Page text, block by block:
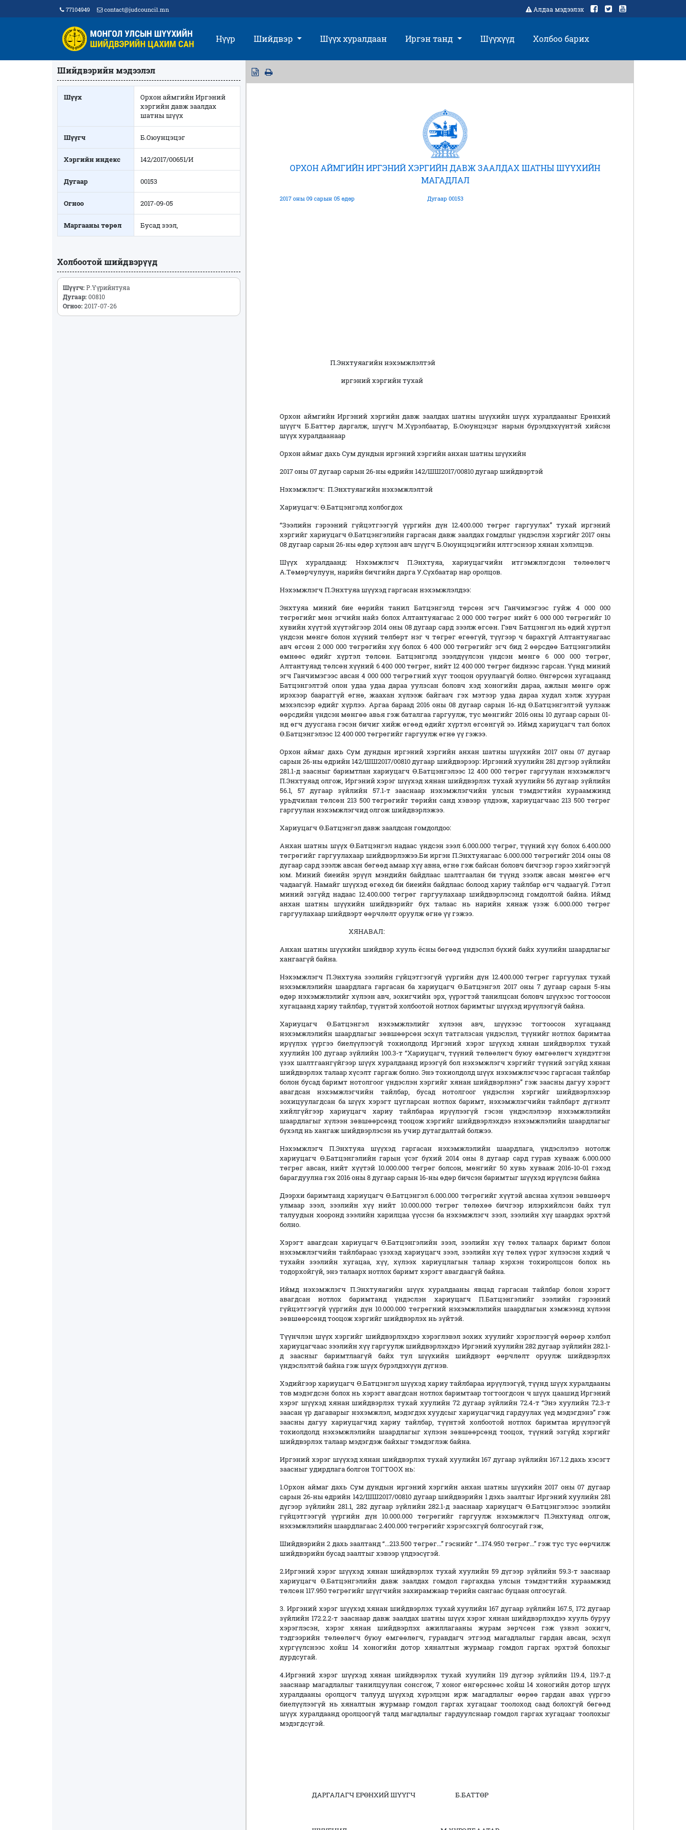
77104949 contact@judcouncil.mn Алдаа мэдээлэх
Нүүр Шийдвэр Шүүх хуралдаан Иргэн танд Шүүхүүд Холбоо барих
Шийдвэрийн мэдээлэл
Шүүх
Орхон аймгийн Иргэний
хэргийн давж заалдах
шатны шүүх
Шүүгч Б.Оюунцэцэг
Хэргийн индекс 142/2017/00651/И
Дугаар 00153
Огноо 2017-09-05
Маргааны төрөл Бусад зээл,
Холбоотой шийдвэрүүд
Шүүгч:Р.Үүрийнтуяа
Дугаар:00810
Огноо:2017-07-26
ОРХОН АЙМГИЙН ИРГЭНИЙ ХЭРГИЙН ДАВЖ ЗААЛДАХ ШАТНЫ ШҮҮХИЙН
МАГАДЛАЛ
2017 оны 09 сарын 05 өдөр Дугаар 00153
П.Энхтуяагийн нэхэмжлэлтэй
иргэний хэргийн тухай
Орхон аймгийн Иргэний хэргийн давж заалдах шатны шүүхийн шүүх хуралдааныг Ерөнхий
шүүгч Б.Баттөр даргалж, шүүгч М.Хүрэлбаатар, Б.Оюунцэцэг нарын бүрэлдэхүүнтэй хийсэн
шүүх хуралдаанаар
Орхон аймаг дахь Сум дундын иргэний хэргийн анхан шатны шүүхийн
2017 оны 07 дугаар сарын 26-ны өдрийн 142/ШШ2017/00810 дугаар шийдвэртэй
Нэхэмжлэгч: П.Энхтуяагийн нэхэмжлэлтэй
Хариуцагч: Ө.Батцэнгэлд холбогдох
“Зээлийн гэрээний гүйцэтгээгүй үүргийн дүн 12.400.000 төгрөг гаргуулах” тухай иргэний
хэргийг хариуцагч Ө.Батцэнгэлийн гаргасан давж заалдах гомдлыг үндэслэн хэргийг 2017 оны
08 дугаар сарын 26-ны өдөр хүлээн авч шүүгч Б.Оюунцэцэгийн илтгэснээр хянан хэлэлцэв.
Шүүх хуралдаанд: Нэхэмжлэгч П.Энхтуяа, хариуцагчийн итгэмжлэгдсэн төлөөлөгч
А.Төмөрчулуун, нарийн бичгийн дарга У.Сүхбаатар нар оролцов.
Нэхэмжлэгч П.Энхтуяа шүүхэд гаргасан нэхэмжлэлдээ:
Энхтуяа миний бие өөрийн танил Батцэнгэлд төрсөн эгч Ганчимэгээс гуйж 4 000 000
төгрөгийг мөн эгчийн найз болох Алтантуяагаас 2 000 000 төгрөг нийт 6 000 000 төгрөгийг 10
хувийн хүүтэй хүүтэйгээр 2014 оны 08 дугаар сард зээлж өгсөн. Гэвч Батцэнгэл нь өдий хүртэл
үндсэн мөнгө болон хүүний төлбөрт нэг ч төгрөг өгөөгүй, түүгээр ч барахгүй Алтантуяагаас
авч өгсөн 2 000 000 төгрөгийн хүү болох 6 400 000 төгрөгийг эгч бид 2 өөрсдөө Батцэнгэлийн
өмнөөс өдийг хүртэл төлсөн. Батцэнгэлд зээлдүүлсэн үндсэн мөнгө 6 000 000 төгрөг,
Алтантуяад төлсөн хүүний 6 400 000 төгрөг, нийт 12 400 000 төгрөг биднээс гарсан. Үүнд миний
эгч Ганчимэгээс авсан 4 000 000 төгрөгний хүүг тооцон оруулаагүй болно. Өнгөрсөн хугацаанд
Батцэнгэлтэй олон удаа удаа дараа уулзсан боловч хэд хоногийн дараа, ажлын мөнгө орж
ирэхээр баараггүй өгнө, жаахан хүлээж байгаач гэх мэтээр удаа дараа худал хэлж хууран
мэхэлсээр өдийг хүрлээ. Аргаа бараад 2016 оны 08 дугаар сарын 16-нд Ө.Батцэнгэлтэй уулзаж
өөрсдийн үндсэн мөнгөө авья гэж баталгаа гаргуулж, тус мөнгийг 2016 оны 10 дугаар сарын 01-
нд өгч дуусгана гэсэн бичиг хийж өгөөд өдийг хүртэл өгсөнгүй ээ. Иймд хариуцагч тал болох
Ө.Батцэнгэлээс 12 400 000 төгрөгийг гаргуулж өгнө үү гэжээ.
Орхон аймаг дахь Сум дундын иргэний хэргийн анхан шатны шүүхийн 2017 оны 07 дугаар
сарын 26-ны өдрийн 142/ШШ2017/00810 дугаар шийдвэрээр: Иргэний хуулийн 281 дүгээр зүйлийн
281.1-д заасныг баримтлан хариуцагч Ө.Батцэнгэлээс 12 400 000 төгрөг гаргуулан нэхэмжлэгч
П.Энхтуяад олгож, Иргэний хэрэг шүүхэд хянан шийдвэрлэх тухай хуулийн 56 дугаар зүйлийн
56.1, 57 дугаар зүйлийн 57.1-т зааснаар нэхэмжлэгчийн улсын тэмдэгтийн хураамжинд
урьдчилан төлсөн 213 500 төгрөгийг төрийн санд хэвээр үлдээж, хариуцагчаас 213 500 төгрөг
гаргуулан нэхэмжлэгчид олгож шийдвэрлэжээ.
Хариуцагч Ө.Батцэнгэл давж заалдсан гомдолдоо:
Анхан шатны шүүх Ө.Батцэнгэл надаас үндсэн зээл 6.000.000 төгрөг, түүний хүү болох 6.400.000
төгрөгийг гаргуулахаар шийдвэрлэжээ.Би иргэн П.Энхтуяагаас 6.000.000 төгрөгийг 2014 оны 08
дугаар сард зээлж авсан бөгөөд амаар хүү авна, өгнө гэж байсан боловч бичгээр гэрээ хийгээгүй
юм. Миний биеийн эрүүл мэндийн байдлаас шалтгаалан би түүнд зээлж авсан мөнгөө өгч
чадаагүй. Намайг шүүхэд өгөхөд би биеийн байдлаас болоод хариу тайлбар өгч чадаагүй. Гэтэл
миний эзгүйд надаас 12.400.000 төгрөг гаргуулахаар шийдвэрлэсэнд гомдолтой байна. Иймд
анхан шатны шүүхийн шийдвэрийг бүх талаас нь нарийн хянаж үзэж 6.000.000 төгрөг
гаргуулахаар шийдвэрт өөрчлөлт оруулж өгнө үү гэжээ.
ХЯНАВАЛ:
Анхан шатны шүүхийн шийдвэр хууль ёсны бөгөөд үндэслэл бүхий байх хуулийн шаардлагыг
хангаагүй байна.
Нэхэмжлэгч П.Энхтуяа зээлийн гүйцэтгээгүй үүргийн дүн 12.400.000 төгрөг гаргуулах тухай
нэхэмжлэлийн шаардлага гаргасан ба хариуцагч Ө.Батцэнгэл 2017 оны 7 дугаар сарын 5-ны
өдөр нэхэмжлэлийг хүлээн авч, зохигчийн эрх, үүрэгтэй танилцсан боловч шүүхээс тогтоосон
хугацаанд хариу тайлбар, түүнтэй холбоотой нотлох баримтыг шүүхэд ирүүлээгүй байна.
Хариуцагч Ө.Батцэнгэл нэхэмжлэлийг хүлээн авч, шүүхээс тогтоосон хугацаанд
нэхэмжлэлийн шаардлагыг зөвшөөрсөн эсхүл татгалзсан үндэслэл, түүнийг нотлох баримтаа
ирүүлэх үүргээ биелүүлээгүй тохиолдолд Иргэний хэрэг шүүхэд хянан шийдвэрлэх тухай
хуулийн 100 дугаар зүйлийн 100.3-т “Хариуцагч, түүний төлөөлөгч буюу өмгөөлөгч хүндэтгэн
үзэх шалтгаангүйгээр шүүх хуралдаанд ирээгүй бол нэхэмжлэгч хэргийг түүний эзгүйд хянан
шийдвэрлэх талаар хүсэлт гаргаж болно. Энэ тохиолдолд шүүх нэхэмжлэгчээс гаргасан тайлбар
болон бусад баримт нотолгоог үндэслэн хэргийг хянан шийдвэрлэнэ” гэж заасны дагуу хэрэгт
авагдсан нэхэмжлэгчийн тайлбар, бусад нотолгоог үндэслэн хэргийг шийдвэрлэхээр
зохицуулагдсан ба шүүх хэрэгт цугларсан нотлох баримт, нэхэмжлэгчийн тайлбарт дүгнэлт
хийлгүйгээр хариуцагч хариу тайлбараа ирүүлээгүй гэсэн үндэслэлээр нэхэмжлэлийн
шаардлагыг хүлээн зөвшөөрсөнд тооцож хэргийг шийдвэрлэхдээ нэхэмжлэлийн шаардлагыг
бүхэлд нь хангаж шийдвэрлэсэн нь учир дутагдалтай болжээ.
Нэхэмжлэгч П.Энхтуяа шүүхэд гаргасан нэхэмжлэлийн шаардлага, үндэслэлээ нотолж
хариуцагч Ө.Батцэнгэлийн гарын үсэг бүхий 2014 оны 8 дугаар сард гурав хувааж 6.000.000
төгрөг авсан, нийт хүүтэй 10.000.000 төгрөг болсон, мөнгийг 50 хувь хувааж 2016-10-01 гэхэд
барагдуулна гэх 2016 оны 8 дугаар сарын 16-ны өдөр бичсэн баримтыг шүүхэд ирүүлсэн байна
Дээрхи баримтанд хариуцагч Ө.Батцэнгэл 6.000.000 төгрөгийг хүүтэй авснаа хүлээн зөвшөөрч
улмаар зээл, зээлийн хүү нийт 10.000.000 төгрөг төлөхөө бичгээр илэрхийлсэн байх тул
талуудын хооронд зээлийн харилцаа үүссэн ба нэхэмжлэгч зээл, зээлийн хүү шаардах эрхтэй
болно.
Хэрэгт авагдсан хариуцагч Ө.Батцэнгэлийн зээл, зээлийн хүү төлөх талаарх баримт болон
нэхэмжлэгчийн тайлбараас үзэхэд хариуцагч зээл, зээлийн хүү төлөх үүрэг хүлээсэн хэдий ч
тухайн зээлийн хугацаа, хүү, хүлээх хариуцлагын талаар хэрхэн тохиролцсон болох нь
тодорхойгүй, энэ талаарх нотлох баримт хэрэгт авагдаагүй байна.
Иймд нэхэмжлэгч П.Энхтуяагийн шүүх хуралдааны явцад гаргасан тайлбар болон хэрэгт
авагдсан нотлох баримтанд үндэслэн хариуцагч П.Батцэнгэлийг зээлийн гэрээний
гүйцэтгээгүй үүргийн дүн 10.000.000 төгрөгний нэхэмжлэлийн шаардлагын хэмжээнд хүлээн
зөвшөөрсөнд тооцож хэргийг шийдвэрлэх нь зүйтэй.
Түүнчлэн шүүх хэргийг шийдвэрлэхдээ хэрэглэвэл зохих хуулийг хэрэглээгүй өөрөөр хэлбэл
хариуцагчаас зээлийн хүү гаргуулж шийдвэрлэхдээ Иргэний хуулийн 282 дугаар зүйлийн 282.1-
д заасныг баримтлаагүй байх тул шүүхийн шийдвэрт өөрчлөлт оруулж шийдвэрлэх
үндэслэлтэй байна гэж шүүх бүрэлдэхүүн дүгнэв.
Хэдийгээр хариуцагч Ө.Батцэнгэл шүүхэд хариу тайлбараа ирүүлээгүй, түүнд шүүх хуралдааны
тов мэдэгдсэн болох нь хэрэгт авагдсан нотлох баримтаар тогтоогдсон ч шүүх цаашид Иргэний
хэрэг шүүхэд хянан шийдвэрлэх тухай хуулийн 72 дугаар зүйлийн 72.4-т “Энэ хуулийн 72.3-т
заасан үр дагаварыг нэхэмжлэл, мэдэгдэх хуудсыг хариуцагчид гардуулах үед мэдэгдэнэ” гэж
заасны дагуу хариуцагчид хариу тайлбар, түүнтэй холбоотой нотлох баримтаа ирүүлээгүй
тохиолдолд нэхэмжлэлийн шаардлагыг хүлээн зөвшөөрсөнд тооцох, түүний эзгүйд хэргийг
шийдвэрлэх талаар мэдэгдэж байхыг тэмдэглэж байна.
Иргэний хэрэг шүүхэд хянан шийдвэрлэх тухай хуулийн 167 дугаар зүйлийн 167.1.2 дахь хэсэгт
заасныг удирдлага болгон ТОГТООХ нь:
1.Орхон аймаг дахь Сум дундын иргэний хэргийн анхан шатны шүүхийн 2017 оны 07 дугаар
сарын 26-ны өдрийн 142/ШШ2017/00810 дугаар шийдвэрийн 1 дэхь заалтыг Иргэний хуулийн 281
дүгээр зүйлийн 281.1, 282 дугаар зүйлийн 282.1-д зааснаар хариуцагч Ө.Батцэнгэлээс зээлийн
гүйцэтгээгүй үүргийн дүн 10.000.000 төгрөгийг гаргуулж нэхэмжлэгч П.Энхтуяад олгож,
нэхэмжлэлийн шаардлагаас 2.400.000 төгрөгийг хэрэгсэхгүй болгосугай гэж,
Шийдвэрийн 2 дахь заалтанд “...213.500 төгрөг...” гэснийг “...174.950 төгрөг...” гэж тус тус өөрчилж
шийдвэрийн бусад заалтыг хэвээр үлдээсүгэй.
2.Иргэний хэрэг шүүхэд хянан шийдвэрлэх тухай хуулийн 59 дүгээр зүйлийн 59.3-т зааснаар
хариуцагч Ө.Батцэнгэлийн давж заалдах гомдол гаргахдаа улсын тэмдэгтийн хураамжид
төлсөн 117.950 төгрөгийг шүүгчийн захирамжаар төрийн сангаас буцаан олгосугай.
3. Иргэний хэрэг шүүхэд хянан шийдвэрлэх тухай хуулийн 167 дугаар зүйлийн 167.5, 172 дугаар
зүйлийн 172.2.2-т зааснаар давж заалдах шатны шүүх хэрэг хянан шийдвэрлэхдээ хууль буруу
хэрэглэсэн, хэрэг хянан шийдвэрлэх ажиллагааны журам зөрчсөн гэж үзвэл зохигч,
тэдгээрийн төлөөлөгч буюу өмгөөлөгч, гуравдагч этгээд магадлалыг гардан авсан, эсхүл
хүргүүлснээс хойш 14 хоногийн дотор хяналтын журмаар гомдол гаргах эрхтэй болохыг
дурдсугай.
4.Иргэний хэрэг шүүхэд хянан шийдвэрлэх тухай хуулийн 119 дүгээр зүйлийн 119.4, 119.7-д
зааснаар магадлалыг танилцуулан сонсгож, 7 хоног өнгөрснөөс хойш 14 хоногийн дотор шүүх
хуралдааны оролцогч талууд шүүхэд хүрэлцэн ирж магадлалыг өөрөө гардан авах үүргээ
биелүүлээгүй нь хяналтын журмаар гомдол гаргах хугацааг тоолоход саад болохгүй бөгөөд
шүүх хуралдаанд оролцоогүй талд магадлалыг гардуулснаар гомдол гаргах хугацааг тоолохыг
мэдэгдсүгэй.
ДАРГАЛАГЧ ЕРӨНХИЙ ШҮҮГЧ Б.БАТТӨР